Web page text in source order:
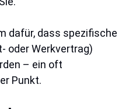
dafür, dass spezifische
oder Werkvertrag)
– ein oft
Punkt.